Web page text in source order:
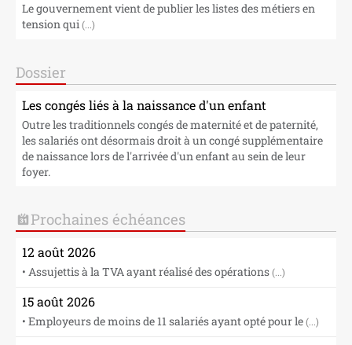
Le gouvernement vient de publier les listes des métiers en
tension qui (...)
Dossier
Les congés liés à la naissance d'un enfant
Outre les traditionnels congés de maternité et de paternité,
les salariés ont désormais droit à un congé supplémentaire
de naissance lors de l'arrivée d'un enfant au sein de leur
foyer.
Prochaines échéances
12 août 2026
• Assujettis à la TVA ayant réalisé des opérations (...)
15 août 2026
• Employeurs de moins de 11 salariés ayant opté pour le (...)